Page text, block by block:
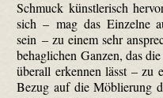
Schmuck künstlerisch
sich – mag das Einzelne
sein – zu einem sehr
behaglichen Ganzen, das
überall erkennen lässt – zu
Bezug auf die Möblierung